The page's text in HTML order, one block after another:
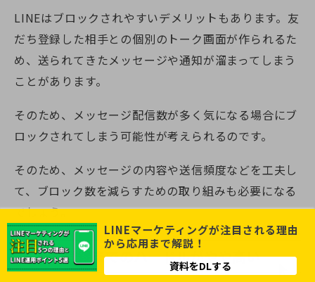
LINEはブロックされやすいデメリットもあります。友
だち登録した相手との個別のトーク画面が作られるた
め、送られてきたメッセージや通知が溜まってしまう
ことがあります。
そのため、メッセージ配信数が多く気になる場合にブ
ロックされてしまう可能性が考えられるのです。
そのため、メッセージの内容や送信頻度などを工夫し
て、ブロック数を減らすための取り組みも必要になる
でしょう。
友だち登録までのハードルがやや高い
LINEマーケティングが注目される理由
から応用まで解説！
資料をDLする